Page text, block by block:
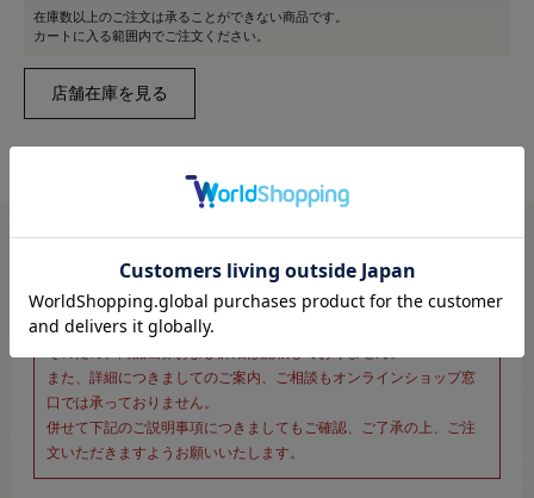
在庫数以上のご注文は承ることができない商品です。
カートに入る範囲内でご注文ください。
※新宿オカダヤ本店お取り扱い商品のご注文専用ページです※
こちらのページは、店頭にてあらかじめ商品詳細および商品コード
をご確認いただいた上でご注文いただけるページです。
また、詳細につきましてのご案内、ご相談もオンラインショップ窓
口では承っておりません。
併せて下記のご説明事項につきましてもご確認、ご了承の上、ご注
文いただきますようお願いいたします。